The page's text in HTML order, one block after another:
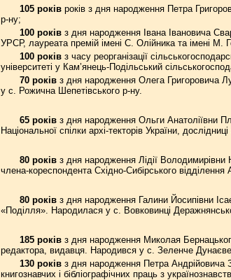
105 роківроків з дня народження Петра
р-ну;
100 роківз дня народження Івана Івановича
УРСР, лауреата премій імені С. Олійника та імені М.
100 роківз часу реорганізації
університеті у Кам’янець-Подільський
70 роківз дня народження Олега Григоровича
у с. Рожична Шепетівського р-ну.
65 роківз дня народження Ольги Анатоліївни
Національної спілки архі-текторів України,
80 роківз дня народження Лідії Володимирівни
члена-кореспондента Східно-Сибірського
80 роківз дня народження Галини Йосипівни
«Поділля». Народилася у с. Вовковинці
185 роківз дня народження Миколая
редактора, видавця. Народився у с. Зеленче
130 роківз дня народження Петра Андрійовича
книгознавчих і бібліографічних праць з